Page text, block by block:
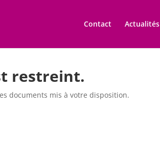
Contact Actualités
restreint.
documents mis à votre disposition.